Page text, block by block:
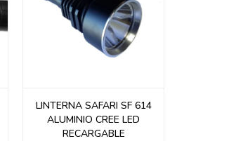
LINTERNA SAFARI SF 614
ALUMINIO CREE LED
RECARGABLE